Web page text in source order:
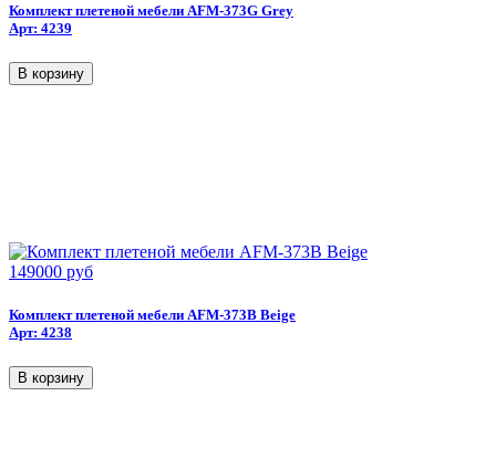
Комплект плетеной мебели AFM-373G Grey
Арт: 4239
149000 руб
Комплект плетеной мебели AFM-373B Beige
Арт: 4238